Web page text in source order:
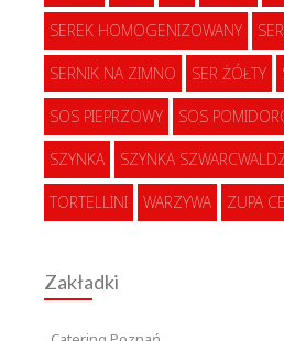
SEREK HOMOGENIZOWANY
SERNIK NA ZIMNO SER ŻÓŁTY
SOS PIEPRZOWY SOS
SZYNKA SZYNKA
TORTELLINI WARZYWA ZUPA
Zakładki